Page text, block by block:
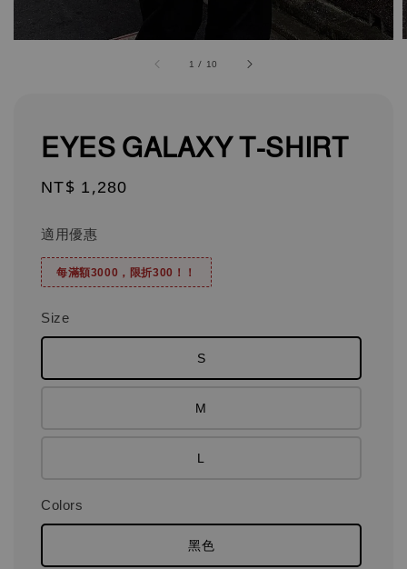
1 / 10
EYES GALAXY T-SHIRT
Regular
NT$ 1,280
適用優惠
每滿額3000，限折300！！
Size
S
M
L
Colors
黑色